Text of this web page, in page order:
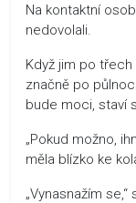
Na kontaktní
nedovolali.
Když jim po
značně po
bude moci, staví
„Pokud možno,
měla blízko ke
„Vynasnažím